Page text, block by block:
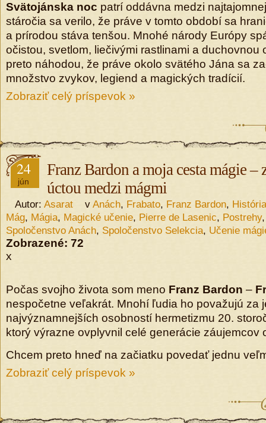
Svätojánska noc patrí oddávna medzi
stáročia sa verilo, že práve v tomto období sa
a prírodou stáva tenšou. Mnohé národy Európy
očistou, svetlom, liečivými rastlinami a duchovnou
preto náhodou, že práve okolo svätého Jána sa
množstvo zvykov, legiend a magických tradícií.
Zobraziť celý príspevok »
24
jún
Franz Bardon a moja cesta mágie –
úctou medzi mágmi
Autor: Asarat v Anách, Frabato, Franz Bardon,
Mág, Mágia, Magické učenie, Pierre de Lasenic, Postrehy
Spoločenstvo Anách, Spoločenstvo Selekcia, Učenie
Zobrazené: 72
x
Počas svojho života som meno Franz Bardon –
nespočetne veľakrát. Mnohí ľudia ho považujú za
najvýznamnejších osobností hermetizmu 20.
ktorý výrazne ovplyvnil celé generácie záujemcov
Chcem preto hneď na začiatku povedať jednu
Zobraziť celý príspevok »